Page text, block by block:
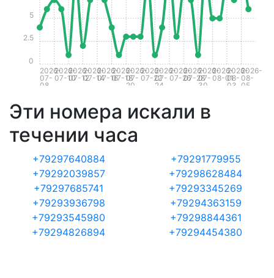
2026-
07-
08
2026-
07-10
2026-
07-12
2026-
07-14
2026-
07-16
2026-
07-18
2026-
07-
20
2026-
07-22
2026-
07-
24
2026-
07-26
2026-
07-28
2026-
07-
30
2026-
08-01
2026-
08-
03
2026-
08-
05
0
2.5
5
Эти номера искали в
течении часа
+79297640884
+79291779955
+79292039857
+79298628484
+79297685741
+79293345269
+79293936798
+79294363159
+79293545980
+79298844361
+79294826894
+79294454380